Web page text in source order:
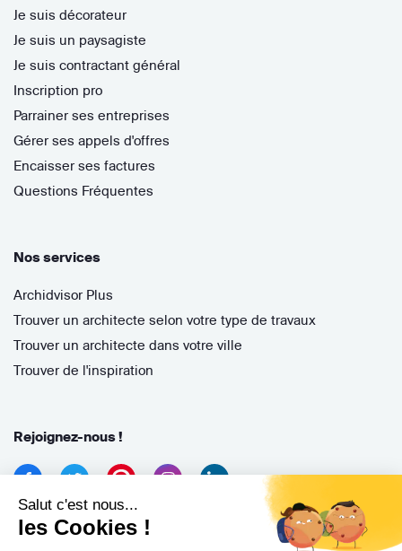
Salut c'est nous...
les Cookies !
Je suis décorateur
Je suis un paysagiste
Je suis contractant général
Inscription pro
Parrainer ses entreprises
Gérer ses appels d'offres
Encaisser ses factures
Questions Fréquentes
Nos services
Archidvisor Plus
Trouver un architecte selon votre type de travaux
Trouver un architecte dans votre ville
Trouver de l'inspiration
Rejoignez-nous !